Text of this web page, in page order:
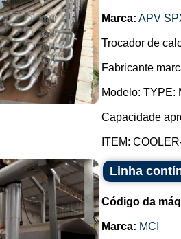
Marca: APV
Trocador de
Fabricante
Modelo: TYPE:
Capacidade
ITEM:
Linha
Código da
Marca: MCI